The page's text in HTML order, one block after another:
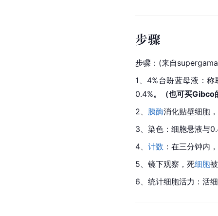
步骤
步骤：(来自
1、4%台盼蓝母液：
0.4%。（也可买Gibco
2、 胰酶消化贴壁细胞
3、染色：细胞悬液与
4、 计数 ：在三分钟内
5、镜下观察，死细胞
6、统计细胞活力：活